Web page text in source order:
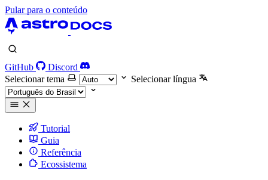
Pular para o conteúdo
GitHub
Discord
Selecionar tema
Selecionar língua
Tutorial
Guia
Referência
Ecossistema